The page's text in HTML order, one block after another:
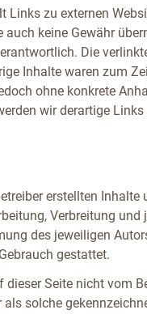
Links zu externen
keine Gewähr
Die
Inhalte waren zum
ohne konkrete
wir derartige
erstellten
Verbreitung und
des jeweiligen
gestattet.
Seite nicht vom
solche